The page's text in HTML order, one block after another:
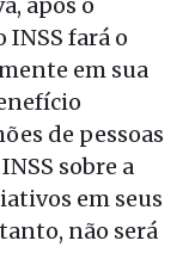
fará o
em sua
de pessoas
sobre a
em seus
não será